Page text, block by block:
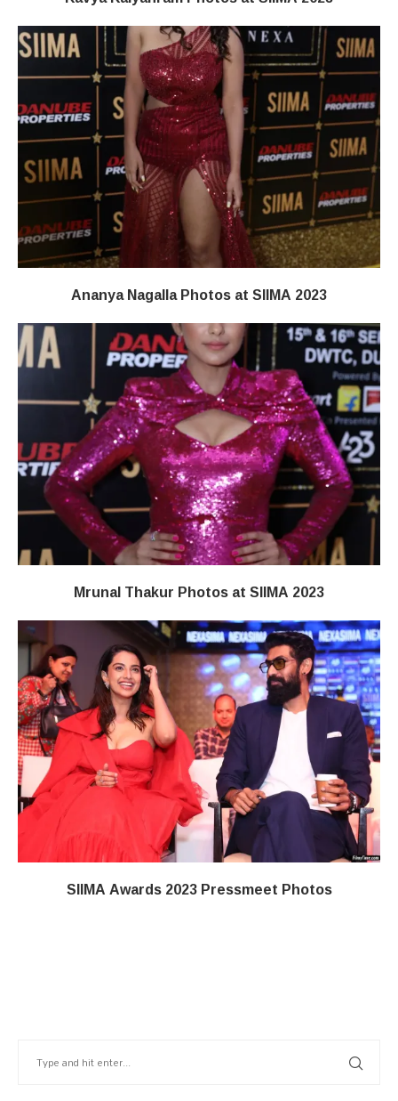
Ananya Nagalla Photos at SIIMA 2023
Mrunal Thakur Photos at SIIMA 2023
SIIMA Awards 2023 Pressmeet Photos